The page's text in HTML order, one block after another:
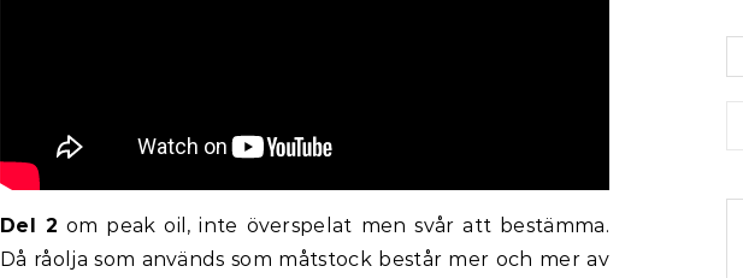
Del 2 om peak oil, inte överspelat men svår att bestämma.
Då råolja som används som måtstock består mer och mer av